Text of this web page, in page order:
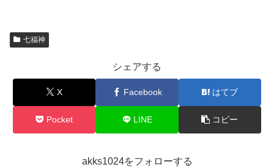
七福神
シェアする
X Facebook はてブ
Pocket LINE コピー
akks1024をフォローする